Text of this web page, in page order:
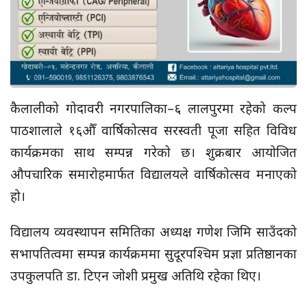
कैलालीको गोदावरी नगरपालिका–६ लालपुरमा रहेको कल्प
पाठशालाले १६औँ वार्षिकोत्सव सरस्वती पूजा सहित विविध
कार्यक्रमका साथ सम्पन्न गरेको छ। शुक्रबार आयोजित
औपचारिक समारोहमार्फत विद्यालयले वार्षिकोत्सव मनाएको
हो।
विद्यालय व्यवस्थापन समितिका अध्यक्ष गणेश जिमि साउँदको
सभापतित्वमा सम्पन्न कार्यक्रममा सुदूरपश्चिम प्रज्ञा प्रतिष्ठानका
उपकुलपति डा. टिएन जोशी प्रमुख अतिथि रहेका थिए।